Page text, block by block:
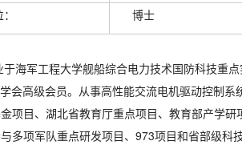
博士
海军工程大学舰船综合电力技术国防科技重
会高级会员。从事高性能交流电机驱动控制系
项目、湖北省教育厅重点项目、教育部产学
多项军队重点研发项目、973项目和省部级科